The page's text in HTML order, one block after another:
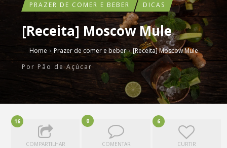
PRAZER DE COMER E BEBER DICAS
[Receita] Moscow Mule
Home › Prazer de comer e beber › [Receita] Moscow Mule
Por Pão de Açúcar
16
COMPARTILHAR
0
COMENTAR
6
CURTIR